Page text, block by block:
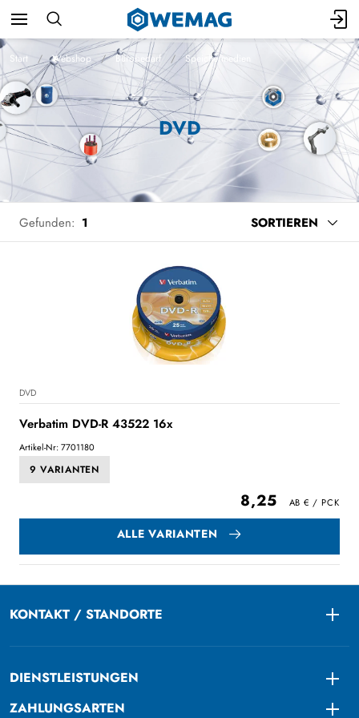
Start Webshop Bürobedarf Speichermedien
DVD
Gefunden: 1 SORTIEREN
DVD
Verbatim DVD-R 43522 16x
Artikel-Nr: 7701180
9 VARIANTEN
8,25
ALLE VARIANTEN
KONTAKT / STANDORTE
DIENSTLEISTUNGEN
ZAHLUNGSARTEN